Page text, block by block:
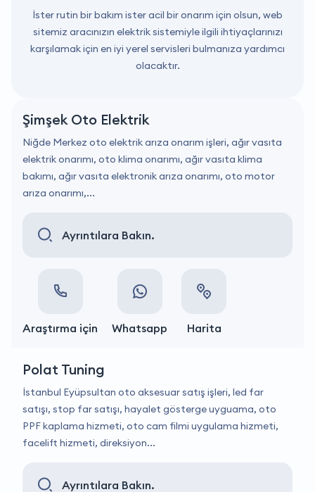
İster rutin bir bakım ister acil bir onarım için olsun, web
sitemiz aracınızın elektrik sistemiyle ilgili ihtiyaçlarınızı
karşılamak için en iyi yerel servisleri bulmanıza yardımcı
olacaktır.
Şimşek Oto Elektrik
Niğde Merkez oto elektrik arıza onarım işleri, ağır vasıta
elektrik onarımı, oto klima onarımı, ağır vasıta klima
bakımı, ağır vasıta elektronik arıza onarımı, oto motor
arıza onarımı,...
Ayrıntılara Bakın.
Araştırma için Whatsapp Harita
Polat Tuning
İstanbul Eyüpsultan oto aksesuar satış işleri, led far
satışı, stop far satışı, hayalet gösterge uyguama, oto
PPF kaplama hizmeti, oto cam filmi uygulama hizmeti,
facelift hizmeti, direksiyon...
Ayrıntılara Bakın.